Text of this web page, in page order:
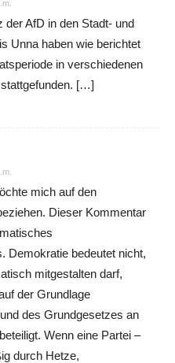
AfD in den Stadt- und
Unna haben wie berichtet
in verschiedenen
[…]
mich auf den
Dieser Kommentar
Demokratie bedeutet nicht,
mitgestalten darf,
der Grundlage
des Grundgesetzes an
Wenn eine Partei –
durch Hetze,